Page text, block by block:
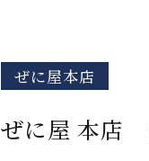
ぜに屋本店
ぜに屋 本店